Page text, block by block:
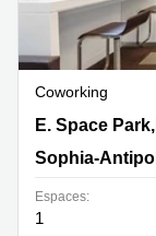
Coworking
E. Space
Antipolis
E. Space
Sophia-
Espaces:
1